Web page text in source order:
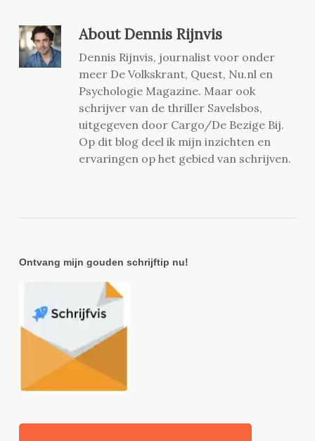
AboutDennis Rijnvis
Dennis Rijnvis, journalist voor onder
meer De Volkskrant, Quest, Nu.nl en
Psychologie Magazine. Maar ook
schrijver van de thriller Savelsbos,
uitgegeven door Cargo/De Bezige Bij.
Op dit blog deel ik mijn inzichten en
ervaringen op het gebied van schrijven.
Ontvang mijn gouden schrijftip nu!